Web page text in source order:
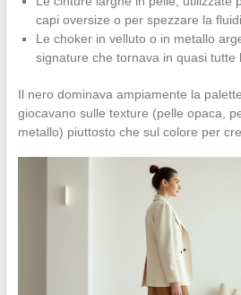
capi oversize o per spezzare la
Le choker in velluto o in metallo
signature che tornava in quasi tutte
Il nero dominava ampiamente la
giocavano sulle texture (pelle opaca,
metallo) piuttosto che sul colore per